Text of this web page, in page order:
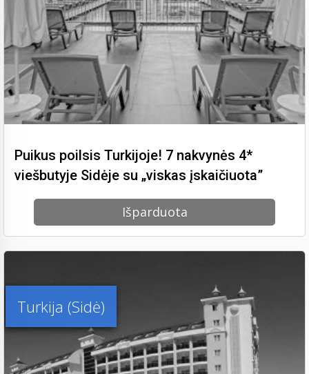
Puikus poilsis Turkijoje! 7 nakvynės 4*
viešbutyje Sidėje su „viskas įskaičiuota”
Išparduota
Turkija (Sidė)